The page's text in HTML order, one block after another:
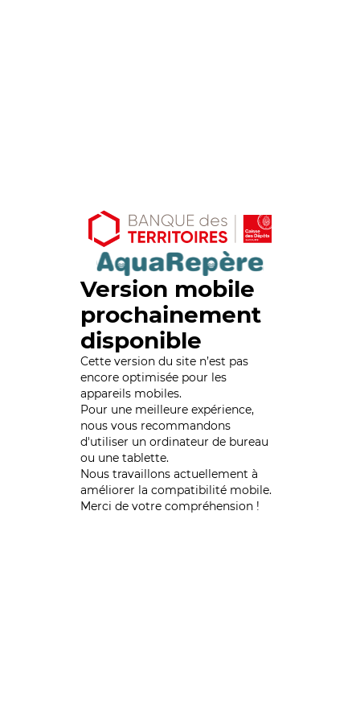
Version mobile
prochainement
disponible
Cette version du site n’est pas
encore optimisée pour les
appareils mobiles.
Pour une meilleure expérience,
nous vous recommandons
d'utiliser un ordinateur de bureau
ou une tablette.
Nous travaillons actuellement à
améliorer la compatibilité mobile.
Merci de votre compréhension !